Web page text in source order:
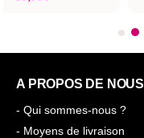
A PROPOS DE NOUS
- Qui sommes-nous ?
- Moyens de livraison